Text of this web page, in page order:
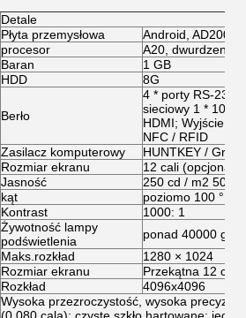
Detale
Płyta przemysłowa
Android, AD200
procesor
A20,
Baran
1 GB
HDD
8G
Berło
4 * porty RS-
sieciowy 1 * 10 /
HDMI; Wyjście
NFC / RFID
Zasilacz komputerowy
HUNTKEY / Great
Rozmiar ekranu
12 cali
Jasność
250 cd / m2 500
kąt
poziomo 100 °
Kontrast
1000: 1
Żywotność lampy
podświetlenia
ponad 40000
Maks.rozkład
1280 × 1024
Rozmiar ekranu
Przekątna 12 cali
Rozkład
4096x4096
Wysoka przezroczystość, wysoka precyzja